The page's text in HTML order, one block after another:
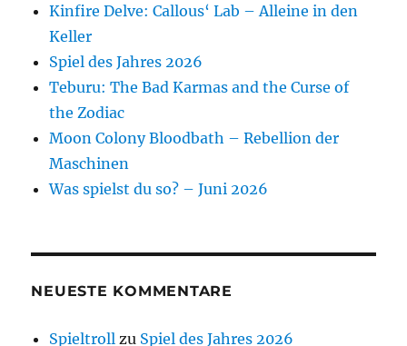
Kinfire Delve: Callous‘ Lab – Alleine in den
Keller
Spiel des Jahres 2026
Teburu: The Bad Karmas and the Curse of
the Zodiac
Moon Colony Bloodbath – Rebellion der
Maschinen
Was spielst du so? – Juni 2026
NEUESTE KOMMENTARE
Spieltroll zu Spiel des Jahres 2026